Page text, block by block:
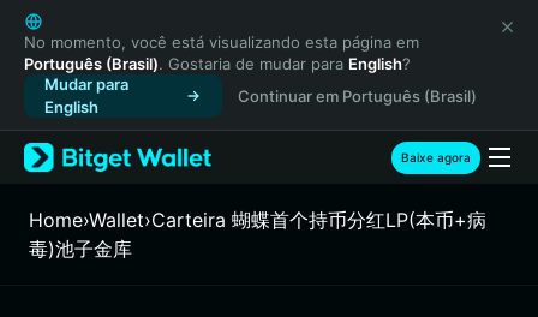
English
日本語
Tiếng Việt
Русский
Español (Latinoamérica)
Türkçe
Français
Deutsch
No momento, você está visualizando esta página em
Português (Brasil). Gostaria de mudar para English?
Mudar para
English
Continuar em Português (Brasil)
Baixe agora
Home›Wallet›Carteira 蝴蝶首个持币分红LP(本币+病
毒)池子金库